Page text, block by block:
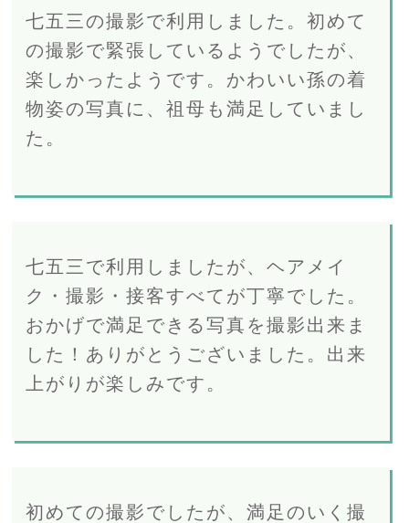
七五三の撮影で利用しました。初めて
の撮影で緊張しているようでしたが、
楽しかったようです。かわいい孫の着
物姿の写真に、祖母も満足していまし
た。
七五三で利用しましたが、ヘアメイ
ク・撮影・接客すべてが丁寧でした。
おかげで満足できる写真を撮影出来ま
した！ありがとうございました。出来
上がりが楽しみです。
初めての撮影でしたが、満足のいく撮